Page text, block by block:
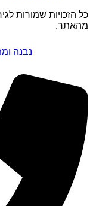
כל הזכויות שמורות
מהאתר.
נבנה